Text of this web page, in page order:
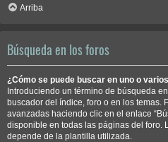
Arriba
Búsqueda en los foros
¿Cómo se puede buscar en uno o
Introduciendo un término de búsqueda
buscador del índice, foro o en los temas.
avanzadas haciendo clic en el enlace
disponible en todas las páginas del foro.
depende de la plantilla utilizada.